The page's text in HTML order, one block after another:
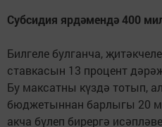
Субсидия ярдәмендә 400
Билгеле булганча,
ставкасын 13 процент
Бу максатны күздә тотып,
бюджетыннан барлыгы 20
акча бүлеп бирергә